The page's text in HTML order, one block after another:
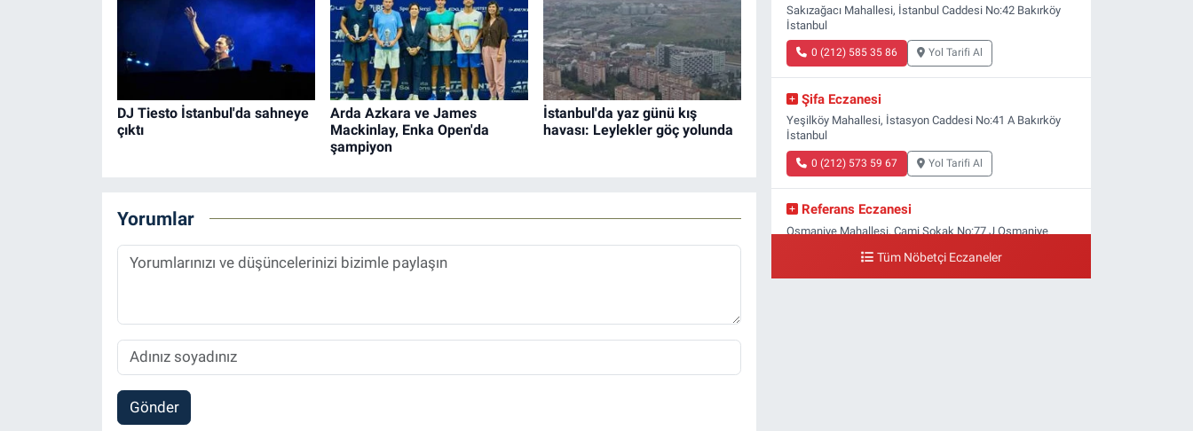
DJ Tiesto İstanbul'da sahneye
çıktı
Arda Azkara ve James
Mackinlay, Enka Open'da
şampiyon
İstanbul'da yaz günü kış
havası: Leylekler göç yolunda
Yorumlar
Gönder
Sakızağacı Mahallesi, İstanbul Caddesi No:42 Bakırköy
İstanbul
0 (212) 585 35 86 Yol Tarifi Al
Şifa Eczanesi
Yeşilköy Mahallesi, İstasyon Caddesi No:41 A Bakırköy
İstanbul
0 (212) 573 59 67 Yol Tarifi Al
Referans Eczanesi
Osmaniye Mahallesi, Cami Sokak No:77 J Osmaniye
Tüm Nöbetçi Eczaneler